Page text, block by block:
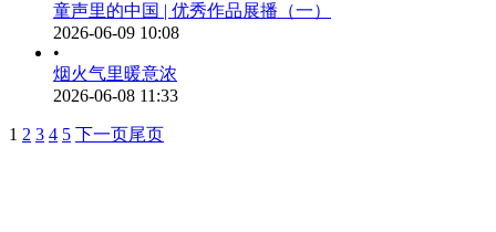
童声里的中国 | 优秀作品展播（一）
2026-06-09 10:08
•
烟火气里暖意浓
2026-06-08 11:33
1 2 3 4 5 下一页尾页